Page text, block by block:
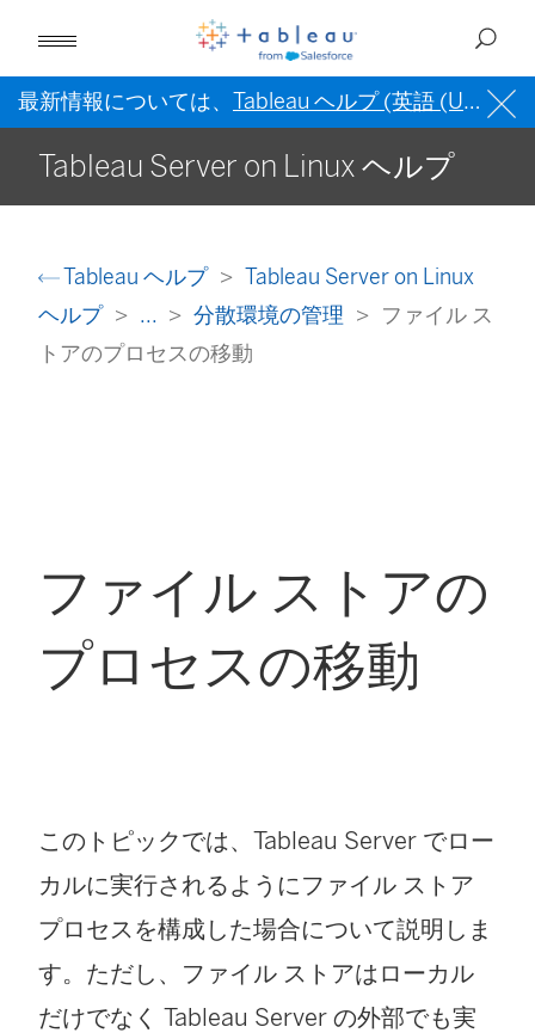
最新情報については、 Tableau ヘルプ (英語 (US)) を
Tableau Server on Linux ヘルプ
Tableau ヘルプ
Tableau Server on Linux
ヘルプ
... 分散環境の管理
ファイル ス
トアのプロセスの移動
ファイル ストアの
プロセスの移動
このトピックでは、Tableau Server でロー
カルに実行されるようにファイル ストア
プロセスを構成した場合について説明しま
す。ただし、ファイル ストアはローカル
だけでなく Tableau Server の外部でも実